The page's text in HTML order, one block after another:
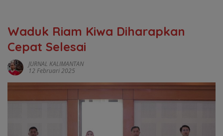
Waduk Riam Kiwa Diharapkan
Cepat Selesai
JURNAL KALIMANTAN
12 Februari 2025